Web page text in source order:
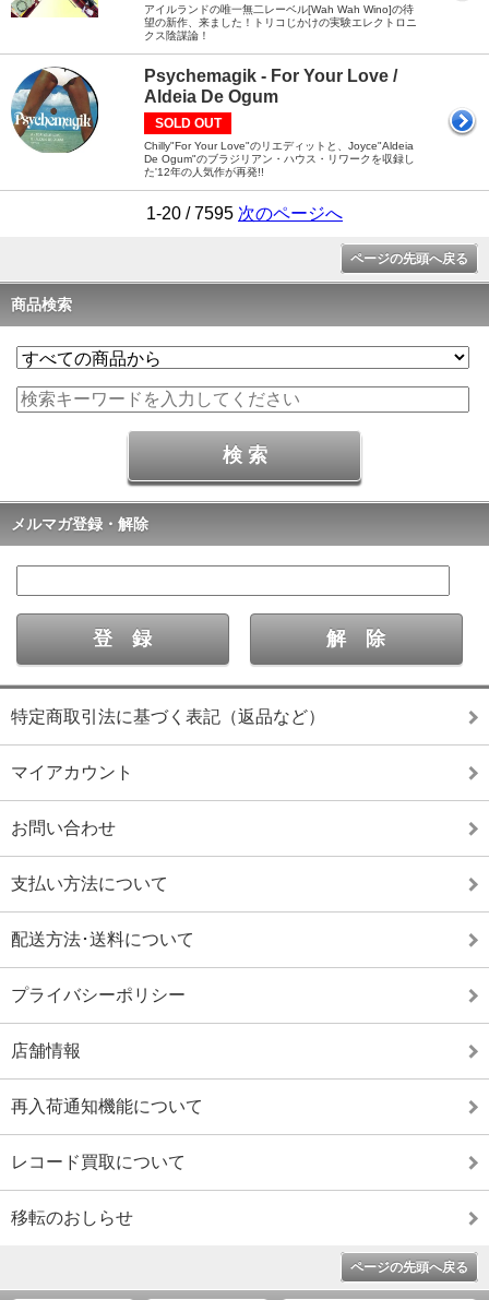
アイルランドの唯一無二レーベル[Wah Wah Wino]の待
望の新作、来ました！トリコじかけの実験エレクトロニ
クス陰謀論！
Psychemagik - For Your Love /
Aldeia De Ogum
SOLD OUT
Chilly"For Your Love"のリエディットと、Joyce"Aldeia
De Ogum"のブラジリアン・ハウス・リワークを収録し
た'12年の人気作が再発!!
1-20 / 7595 次のページへ
ページの先頭へ戻る
商品検索
メルマガ登録・解除
特定商取引法に基づく表記（返品など）
マイアカウント
お問い合わせ
支払い方法について
配送方法･送料について
プライバシーポリシー
店舗情報
再入荷通知機能について
レコード買取について
移転のおしらせ
ページの先頭へ戻る